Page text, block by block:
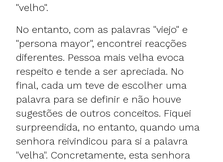
"velho".
No entanto, com as palavras "viejo" e
"persona mayor", encontrei reacções
diferentes. Pessoa mais velha evoca
respeito e tende a ser apreciada. No
final, cada um teve de escolher uma
palavra para se definir e não houve
sugestões de outros conceitos. Fiquei
surpreendida, no entanto, quando uma
senhora reivindicou para si a palavra
"velha". Concretamente, esta senhora